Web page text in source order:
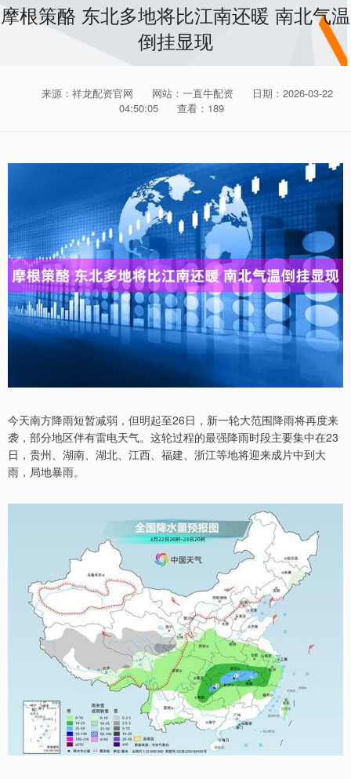
摩根策酪 东北多地将比江南还暖 南北气温
倒挂显现
来源：祥龙配资官网 网站：一直牛配资
日期：2026-03-22
04:50:05
查看：189
今天南方降雨短暂减弱，但明起至26日，新一轮大范围降雨将再度来
袭，部分地区伴有雷电天气。这轮过程的最强降雨时段主要集中在23
日，贵州、湖南、湖北、江西、福建、浙江等地将迎来成片中到大
雨，局地暴雨。